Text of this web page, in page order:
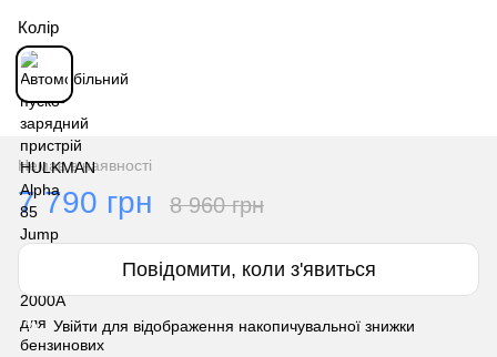
Колір
Немає в наявності
7 790 грн 8 960 грн
Повідомити, коли з'явиться
% Увійти для відображення накопичувальної знижки